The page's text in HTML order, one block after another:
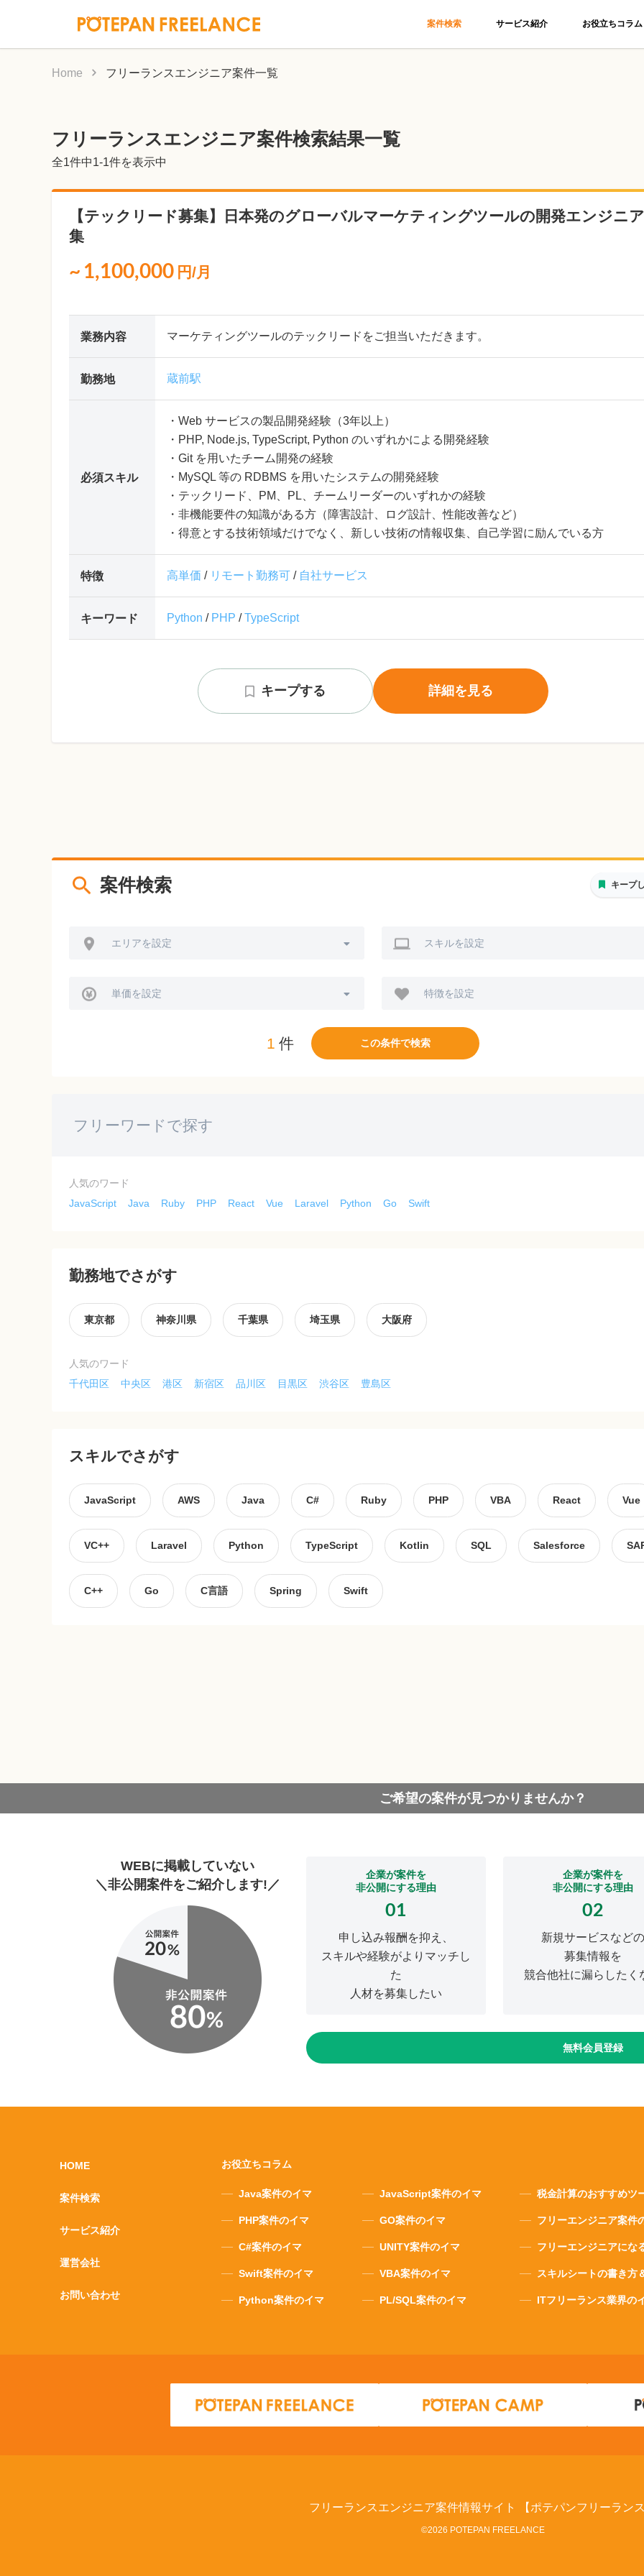
案件検索 サービス紹介 お役立ちコラム
Home フリーランスエンジニア案件一覧
フリーランスエンジニア案件検索結果一覧
全1件中1-1件を表示中
【テックリード募集】日本発のグローバルマーケティングツールの開発エンジニ
集
~ 1,100,000 円/月
業務内容 マーケティングツールのテックリードをご担当いただきます。
勤務地 蔵前駅
必須スキル
・Web サービスの製品開発経験（3年以上）
・PHP, Node.js, TypeScript, Python のいずれかによる開発経験
・Git を用いたチーム開発の経験
・MySQL 等の RDBMS を用いたシステムの開発経験
・テックリード、PM、PL、チームリーダーのいずれかの経験
・非機能要件の知識がある方（障害設計、ログ設計、性能改善など）
・得意とする技術領域だけでなく、新しい技術の情報収集、自己学習に励んでいる方
特徴 高単価 / リモート勤務可 / 自社サービス
キーワード Python / PHP /TypeScript
キープする 詳細を見る
案件検索 キープ
エリアを設定 スキルを設定
単価を設定 特徴を設定
1 件 この条件で検索
人気のワード
JavaScript
Java Ruby PHP React Vue Laravel Python Go Swift
勤務地でさがす
東京都 神奈川県 千葉県 埼玉県 大阪府
人気のワード
千代田区
中央区 港区 新宿区 品川区 目黒区 渋谷区 豊島区
スキルでさがす
JavaScript AWS Java C# Ruby PHP VBA React Vue
VC++ Laravel Python TypeScript Kotlin SQL Salesforce
C++ Go C言語 Spring Swift
ご希望の案件が見つかりませんか？
WEBに掲載していない
＼非公開案件をご紹介します!／
企業が案件を
非公開にする理由
01
申し込み報酬を抑え、
スキルや経験がよりマッチし
た
人材を募集したい
企業が案件を
非公開にする理由
02
新規サービスなどの
募集情報を
競合他社に漏らしたく
無料会員登録
HOME
案件検索
サービス紹介
運営会社
お問い合わせ
お役立ちコラム
Java案件のイマ
PHP案件のイマ
C#案件のイマ
Swift案件のイマ
Python案件のイマ
JavaScript案件のイマ
GO案件のイマ
UNITY案件のイマ
VBA案件のイマ
PL/SQL案件のイマ
税金計算のおすすめツ
フリーエンジニア案件
フリーエンジニアにな
スキルシートの書き方
ITフリーランス業界の
フリーランスエンジニア案件情報サイト 【ポテパンフリーラン
©2026 POTEPAN FREELANCE